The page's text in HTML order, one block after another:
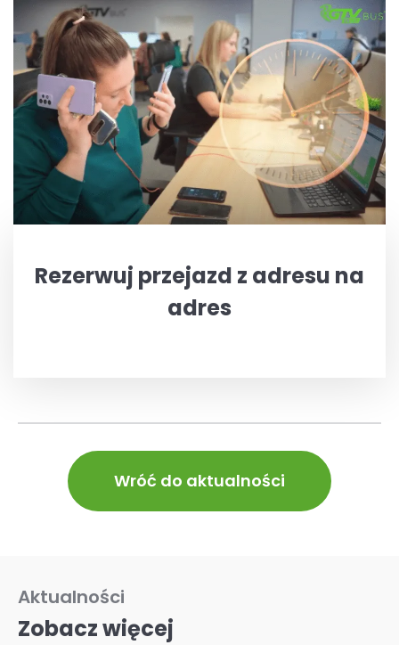
Rezerwuj przejazd z adresu na
adres
Wróć do aktualności
Aktualności
Zobacz więcej